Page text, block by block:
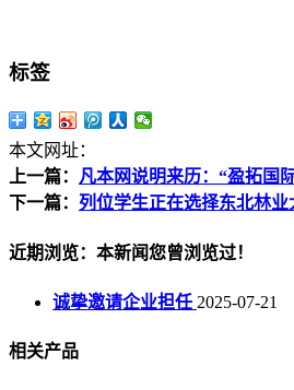
标签
本文网址：
上一篇： 凡本网说明来历：“盈拓国
下一篇： 列位学生正在选择东北林业
近期浏览：本新闻您曾浏览过！
诚挚邀请企业担任 2025-07-21
相关产品